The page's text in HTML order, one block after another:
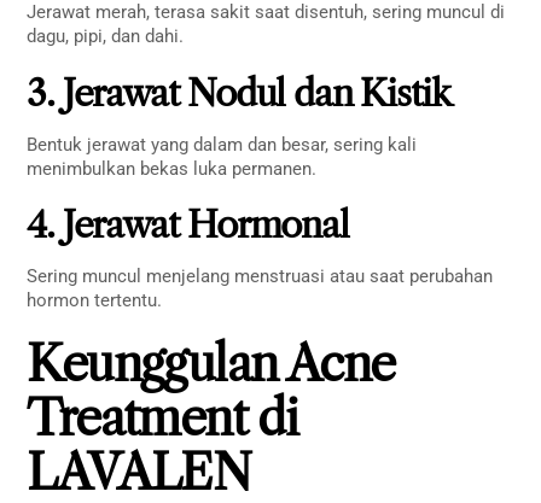
Jerawat merah, terasa sakit saat disentuh, sering muncul di
dagu, pipi, dan dahi.
3. Jerawat Nodul dan Kistik
Bentuk jerawat yang dalam dan besar, sering kali
menimbulkan bekas luka permanen.
4. Jerawat Hormonal
Sering muncul menjelang menstruasi atau saat perubahan
hormon tertentu.
Keunggulan Acne
Treatment di
LAVALEN